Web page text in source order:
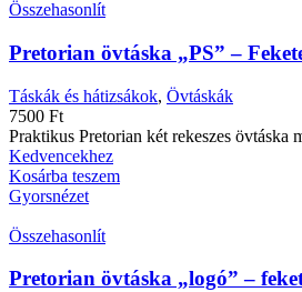
Összehasonlít
Pretorian övtáska „PS” –
Táskák és hátizsákok, Övtáskák
7500 Ft
Praktikus Pretorian két rekeszes övtáska
Kedvencekhez
Kosárba teszem
Gyorsnézet
Összehasonlít
Pretorian övtáska „logó” –